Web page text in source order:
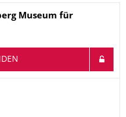
Museum für